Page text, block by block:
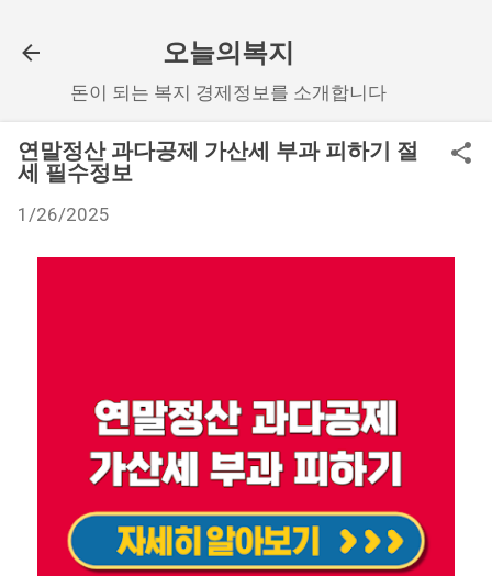
오늘의복지
돈이 되는 복지 경제정보를 소개합니다
연말정산 과다공제 가산세 부과 피하기 절
세 필수정보
1/26/2025